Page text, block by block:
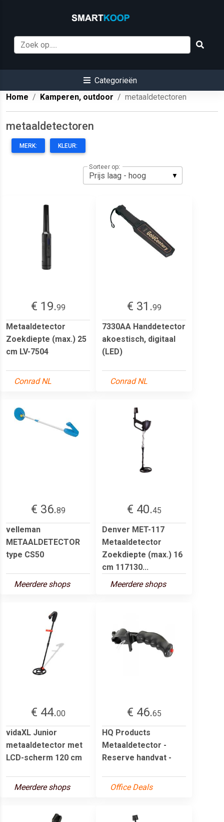
Categorieën
Home
Kamperen, outdoor metaaldetectoren
metaaldetectoren
MERK: KLEUR:
Sorteer op:
€ 19.99
Metaaldetector
Zoekdiepte (max.) 25
cm LV-7504
Conrad NL
€ 31.99
7330AA Handdetector
akoestisch, digitaal
(LED)
Conrad NL
€ 36.89
velleman
METAALDETECTOR
type CS50
Meerdere shops
€ 40.45
Denver MET-117
Metaaldetector
Zoekdiepte (max.) 16
cm 117130...
Meerdere shops
€ 44.00
vidaXL Junior
metaaldetector met
LCD-scherm 120 cm
Meerdere shops
€ 46.65
HQ Products
Metaaldetector -
Reserve handvat -
Office Deals